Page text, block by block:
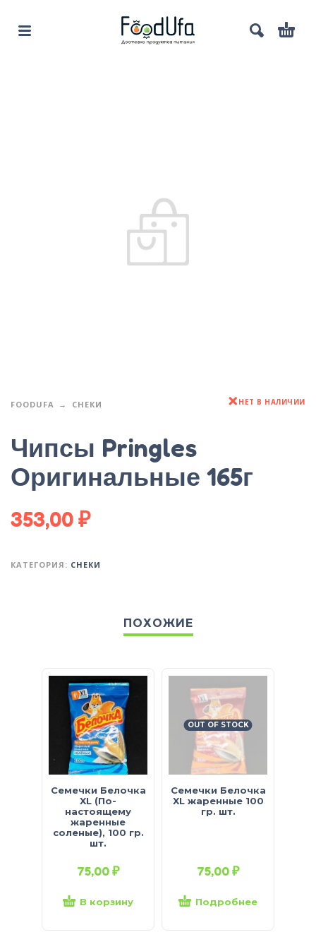
FOODUFA СНЕКИ НЕТ В НАЛИЧИИ
Чипсы Pringles
Оригинальные 165г
353,00₽
КАТЕГОРИЯ: СНЕКИ
ПОХОЖИЕ
Семечки Белочка
XL (По-
настоящему
жаренные
соленые), 100 гр.
шт.
75,00₽
В корзину
OUT OF STOCK
Семечки Белочка
XL жаренные 100
гр. шт.
75,00₽
Подробнее